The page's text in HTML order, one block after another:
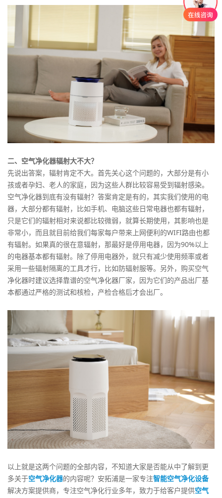
二、空气净化器辐射大不大？
先说出答案，辐射肯定不大。首先关心这个问题的，大部分是有小
孩或者孕妇、老人的家庭，因为这些人群比较容易受到辐射感染。
空气净化器到底有没有辐射？答案肯定是有的，其实我们使用的电
器，大部分都有辐射，比如手机、电脑这些日常电器也都有辐射，
只是它们的辐射相对来说都比较微弱，就算长期使用，其影响也是
非常小，而且就目前给我们每家每户带来上网便利的WIFI路由也都
有辐射。如果真的很在意辐射，那最好是停用电器，因为90%以上
的电器基本都有辐射。除了停用电器外，就只有减少使用频率或者
采用一些辐射隔离的工具才行，比如防辐射服等。另外，购买空气
净化器时建议选择靠谱的空气净化器厂家，因为它们的产品出厂基
本都通过严格的测试和核检，产检合格后才会出厂。
以上就是这两个问题的全部内容，不知道大家是否能从中了解到更
多关于空气净化器的内容呢？安拓浦是一家专注智能空气净化设备
解决方案提供商，专注空气净化行业多年，致力于给客户提供空气